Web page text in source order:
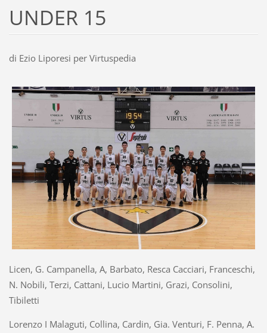
UNDER 15
di Ezio Liporesi per Virtuspedia
Licen, G. Campanella, A, Barbato, Resca Cacciari, Franceschi,
N. Nobili, Terzi, Cattani, Lucio Martini, Grazi, Consolini,
Tibiletti
Lorenzo I Malaguti, Collina, Cardin, Gia. Venturi, F. Penna, A.